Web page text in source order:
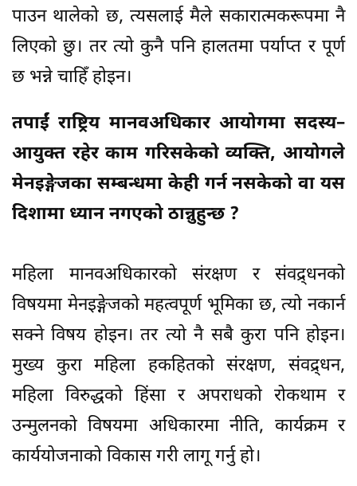
पाउन थालेको छ, त्यसलाई मैले सकारात्मकरूपमा नै
लिएको छु। तर त्यो कुनै पनि हालतमा पर्याप्त र पूर्ण
छ भन्ने चाहिँ होइन।
तपाईं राष्ट्रिय मानवअधिकार आयोगमा सदस्य–
आयुक्त रहेर काम गरिसकेको व्यक्ति, आयोगले
मेनइङ्गेजका सम्बन्धमा केही गर्न नसकेको वा यस
दिशामा ध्यान नगएको ठान्नुहुन्छ ?
महिला मानवअधिकारको संरक्षण र संवद्र्धनको
विषयमा मेनइङ्गेजको महत्वपूर्ण भूमिका छ, त्यो नकार्न
सक्ने विषय होइन। तर त्यो नै सबै कुरा पनि होइन।
मुख्य कुरा महिला हकहितको संरक्षण, संवद्र्धन,
महिला विरुद्धको हिंसा र अपराधको रोकथाम र
उन्मुलनको विषयमा अधिकारमा नीति, कार्यक्रम र
कार्ययोजनाको विकास गरी लागू गर्नु हो।